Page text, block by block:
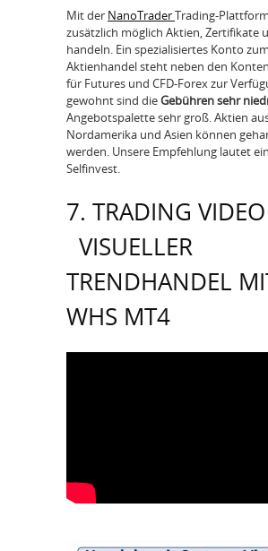
Mit der NanoTraderTrading-
zusätzlich möglich Aktien, Zertifikate
handeln. Ein spezialisiertes Konto zum
Aktienhandel steht neben den Konten
für Futures und CFD-Forex zur
gewohnt sind dieGebühren sehr
Angebotspalette sehr groß. Aktien
Nordamerika und Asien können
werden. Unsere Empfehlung lautet
Selfinvest.
7. TRADING
VISUELLER
TRENDHANDEL
WHS MT4